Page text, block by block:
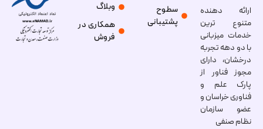
ارائه دهنده
متنوع ترین
خدمات میزبانی
با دو دهه تجربه
درخشان، دارای
مجوز فناور از
پارک علم و
فناوری خراسان و
عضو سازمان
نظام صنفی
سطوح
پشتیبانی
وبلاگ
همکاری در
فروش